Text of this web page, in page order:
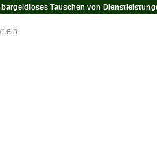
Tauschen von
ein.